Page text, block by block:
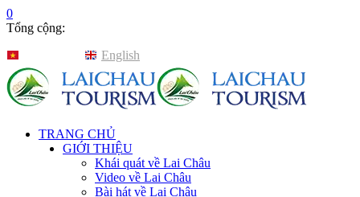
0
Tổng cộng:
English
TRANG CHỦ
GIỚI THIỆU
Khái quát về Lai Châu
Video về Lai Châu
Bài hát về Lai Châu